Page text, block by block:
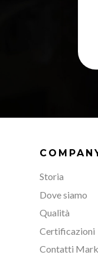
Storia
Dove siamo
Qualità
Certificazioni
Contatti